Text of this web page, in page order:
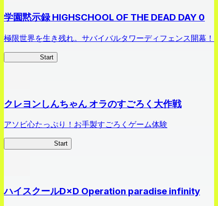
学園黙示録 HIGHSCHOOL OF THE DEAD DAY 0
極限世界を生き残れ。サバイバルタワーディフェンス開幕！
Start
クレヨンしんちゃん オラのすごろく大作戦
アソビ心たっぷり！お手製すごろくゲーム体験
Start
ハイスクールD×D Operation paradise infinity